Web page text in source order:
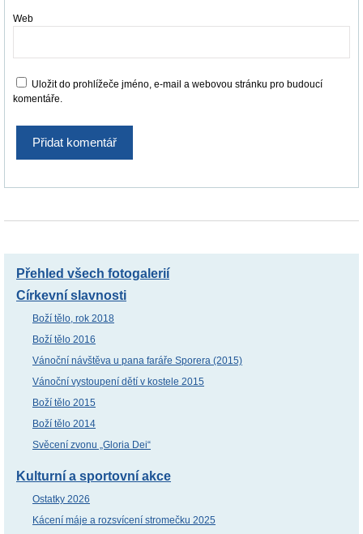
Web
Uložit do prohlížeče jméno, e-mail a webovou stránku pro budoucí
komentáře.
Přehled všech fotogalerií
Církevní slavnosti
Boží tělo, rok 2018
Boží tělo 2016
Vánoční návštěva u pana faráře Sporera (2015)
Vánoční vystoupení dětí v kostele 2015
Boží tělo 2015
Boží tělo 2014
Svěcení zvonu „Gloria Dei“
Kulturní a sportovní akce
Ostatky 2026
Kácení máje a rozsvícení stromečku 2025